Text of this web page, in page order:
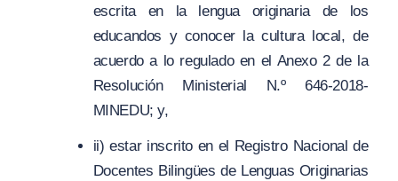
escrita en la lengua originaria de los
educandos y conocer la cultura local, de
acuerdo a lo regulado en el Anexo 2 de la
Resolución Ministerial N.º 646-2018-
MINEDU; y,
ii) estar inscrito en el Registro Nacional de
Docentes Bilingües de Lenguas Originarias